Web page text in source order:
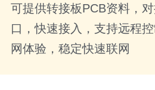
可提供转接板PCB资料，
口，快速接入，支持远程
网体验，稳定快速联网